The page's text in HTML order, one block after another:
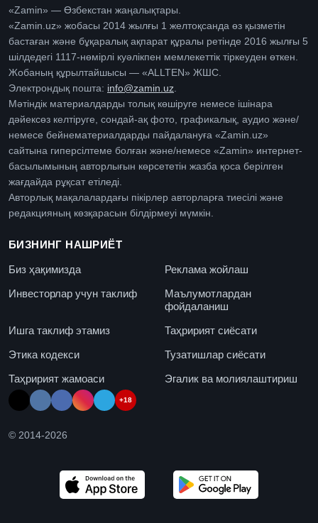
«Zamin» — Өзбекстан жаңалықтары.
«Zamin.uz» жобасы 2014 жылғы 1 желтоқсанда өз қызметін
бастаған және бұқаралық ақпарат құралы ретінде 2016 жылғы 5
шілдедегі 1117-нөмірлі куәлікпен мемлекеттік тіркеуден өткен.
Жобаның құрылтайшысы — «ALLTEN» ЖШС.
Электрондық пошта: info@zamin.uz
Мәтіндік материалдарды толық көшіруге немесе ішінара
дәйексөз келтіруге, сондай-ақ фото, графикалық, аудио және/
немесе бейнематериалдарды пайдалануға «Zamin.uz»
сайтына гиперсілтеме болған және/немесе «Zamin» интернет-
басылымының авторлығын көрсететін жазба қоса берілген
жағдайда рұқсат етіледі.
Авторлық мақалалардағы пікірлер авторларға тиесілі және
редакцияның көзқарасын білдірмеуі мүмкін.
БИЗНИНГ НАШРИЁТ
Биз ҳақимизда
Реклама жойлаш
Инвесторлар учун таклиф
Маълумотлардан
фойдаланиш
Ишга таклиф этамиз
Таҳририят сиёсати
Этика кодекси
Тузатишлар сиёсати
Таҳририят жамоаси
Эгалик ва молиялаштириш
+18
© 2014-2026